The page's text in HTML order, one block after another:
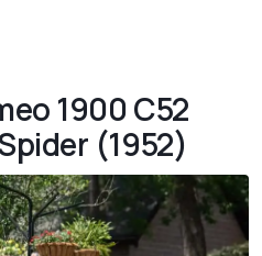
1900 C52
(1952)